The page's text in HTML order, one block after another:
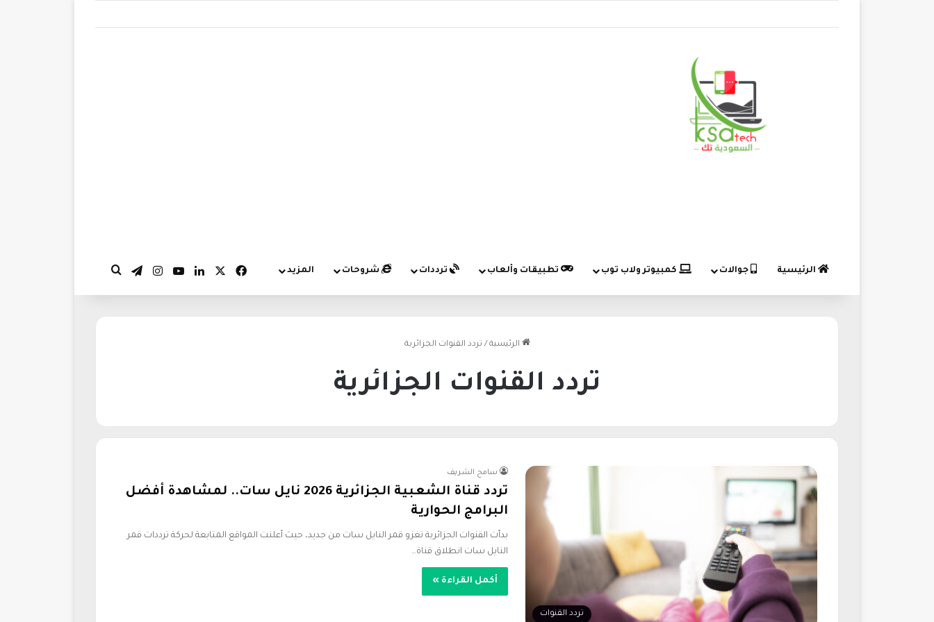
الرئيسية جوالات كمبيوتر ولاب توب تطبيقات وألعاب ترددات شروحات المزيد فيسبوك لينكدإن‫YouTubeانستقرام
تيلقرام
الرئيسية / تردد القنوات الجزائرية
تردد القنوات الجزائرية
تردد القنوات
سامح الشريف
تردد قناة الشعبية الجزائرية 2026 نايل سات.. لمشاهدة أفضل
البرامج الحوارية
بدأت القنوات الجزائرية تغزو قمر النايل سات من جديد، حيث أعلنت المواقع المتابعة لحركة ترددات قمر
النايل سات انطلاق قناة…
أكمل القراءة »